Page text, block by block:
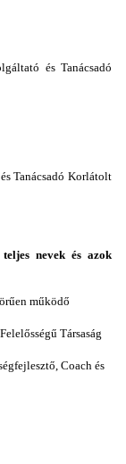
és Tanácsadó
Tanácsadó Korlátolt
nevek és azok
működő
Társaság
Coach és